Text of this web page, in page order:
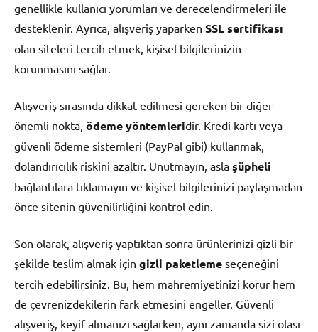
genellikle kullanıcı yorumları ve derecelendirmeleri ile
desteklenir. Ayrıca, alışveriş yaparken SSL sertifikası
olan siteleri tercih etmek, kişisel bilgilerinizin
korunmasını sağlar.
Alışveriş sırasında dikkat edilmesi gereken bir diğer
önemli nokta, ödeme yöntemleridir. Kredi kartı veya
güvenli ödeme sistemleri (PayPal gibi) kullanmak,
dolandırıcılık riskini azaltır. Unutmayın, asla şüpheli
bağlantılara tıklamayın ve kişisel bilgilerinizi paylaşmadan
önce sitenin güvenilirliğini kontrol edin.
Son olarak, alışveriş yaptıktan sonra ürünlerinizi gizli bir
şekilde teslim almak için gizli paketleme seçeneğini
tercih edebilirsiniz. Bu, hem mahremiyetinizi korur hem
de çevrenizdekilerin fark etmesini engeller. Güvenli
alışveriş, keyif almanızı sağlarken, aynı zamanda sizi olası